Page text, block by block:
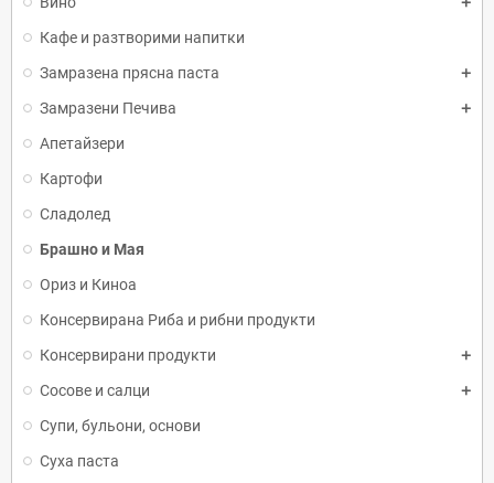
Кафе и разтворими напитки
Замразена прясна паста
Замразени Печива
Апетайзери
Картофи
Сладолед
Брашно и Мая
Ориз и Киноа
Консервирана Риба и рибни продукти
Консервирани продукти
Сосове и салци
Супи, бульони, основи
Суха паста